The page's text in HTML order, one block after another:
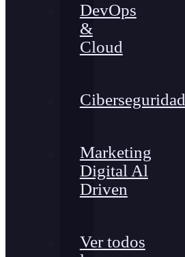
DevOps
&
Cloud
Ciberseguridad
Marketing
Digital Al
Driven
Ver todos